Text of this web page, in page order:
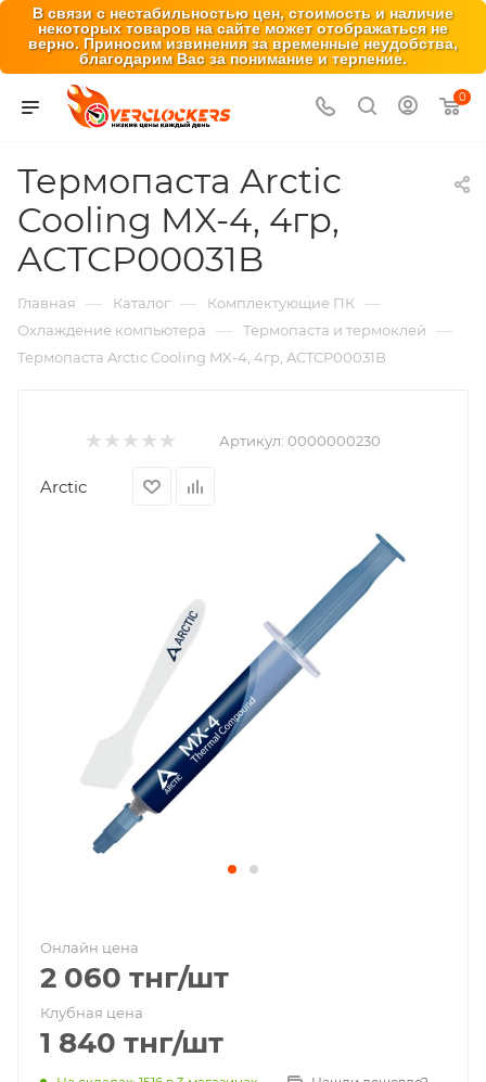
В связи с нестабильностью цен, стоимость и наличие
некоторых товаров на сайте может отображаться не
верно. Приносим извинения за временные неудобства,
благодарим Вас за понимание и терпение.
0
Термопаста Arctic
Cooling MX-4, 4гр,
ACTCP00031B
Главная — Каталог — Комплектующие ПК —
Охлаждение компьютера — Термопаста и термоклей —
Термопаста Arctic Cooling MX-4, 4гр, ACTCP00031B
Артикул: 0000000230
Arctic
Онлайн цена
2 060 тнг/шт
Клубная цена
1 840 тнг/шт